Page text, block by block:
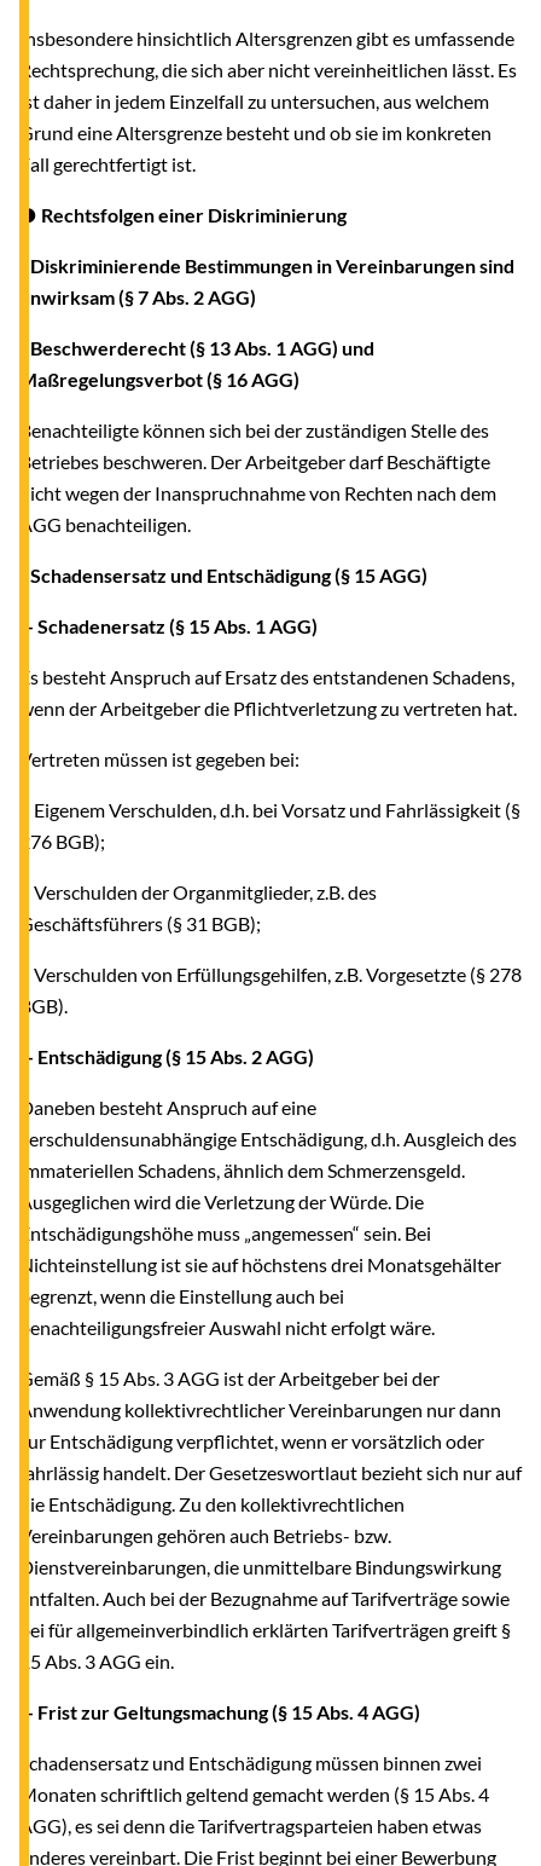
Insbesondere hinsichtlich Altersgrenzen gibt es umfassende
Rechtsprechung, die sich aber nicht vereinheitlichen lässt. Es
ist daher in jedem Einzelfall zu untersuchen, aus welchem
Grund eine Altersgrenze besteht und ob sie im konkreten
Fall gerechtfertigt ist.
● Rechtsfolgen einer Diskriminierung
- Diskriminierende Bestimmungen in Vereinbarungen sind
unwirksam (§ 7 Abs. 2 AGG)
- Beschwerderecht (§ 13 Abs. 1 AGG) und
Maßregelungsverbot (§ 16 AGG)
Benachteiligte können sich bei der zuständigen Stelle des
Betriebes beschweren. Der Arbeitgeber darf Beschäftigte
nicht wegen der Inanspruchnahme von Rechten nach dem
AGG benachteiligen.
- Schadensersatz und Entschädigung (§ 15 AGG)
-- Schadenersatz (§ 15 Abs. 1 AGG)
Es besteht Anspruch auf Ersatz des entstandenen Schadens,
wenn der Arbeitgeber die Pflichtverletzung zu vertreten hat.
Vertreten müssen ist gegeben bei:
• Eigenem Verschulden, d.h. bei Vorsatz und Fahrlässigkeit (§
276 BGB);
• Verschulden der Organmitglieder, z.B. des
Geschäftsführers (§ 31 BGB);
• Verschulden von Erfüllungsgehilfen, z.B. Vorgesetzte (§ 278
BGB).
-- Entschädigung (§ 15 Abs. 2 AGG)
Daneben besteht Anspruch auf eine
verschuldensunabhängige Entschädigung, d.h. Ausgleich des
immateriellen Schadens, ähnlich dem Schmerzensgeld.
Ausgeglichen wird die Verletzung der Würde. Die
Entschädigungshöhe muss „angemessen“ sein. Bei
Nichteinstellung ist sie auf höchstens drei Monatsgehälter
begrenzt, wenn die Einstellung auch bei
benachteiligungsfreier Auswahl nicht erfolgt wäre.
Gemäß § 15 Abs. 3 AGG ist der Arbeitgeber bei der
Anwendung kollektivrechtlicher Vereinbarungen nur dann
zur Entschädigung verpflichtet, wenn er vorsätzlich oder
fahrlässig handelt. Der Gesetzeswortlaut bezieht sich nur auf
die Entschädigung. Zu den kollektivrechtlichen
Vereinbarungen gehören auch Betriebs- bzw.
Dienstvereinbarungen, die unmittelbare Bindungswirkung
entfalten. Auch bei der Bezugnahme auf Tarifverträge sowie
bei für allgemeinverbindlich erklärten Tarifverträgen greift §
15 Abs. 3 AGG ein.
-- Frist zur Geltungsmachung (§ 15 Abs. 4 AGG)
Schadensersatz und Entschädigung müssen binnen zwei
Monaten schriftlich geltend gemacht werden (§ 15 Abs. 4
AGG), es sei denn die Tarifvertragsparteien haben etwas
anderes vereinbart. Die Frist beginnt bei einer Bewerbung